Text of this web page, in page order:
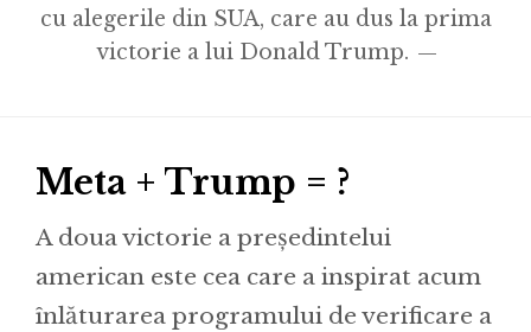
cu alegerile din SUA, care au dus la prima
victorie a lui Donald Trump.
Meta + Trump = ?
A doua victorie a președintelui
american este cea care a inspirat acum
înlăturarea programului de verificare a